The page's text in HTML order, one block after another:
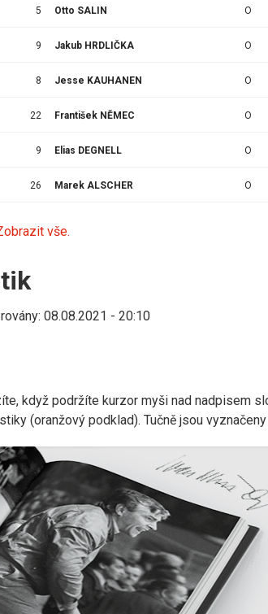
5 Otto SALIN O
9 Jakub HRDLIČKA O
8 Jesse KAUHANEN O
22 František NĚMEC O
9 Elias DEGNELL O
26 Marek ALSCHER O
vše.
08.08.2021 - 20:10
když podržíte kurzor myši nad nadpisem
(oranžový podklad). Tučně jsou